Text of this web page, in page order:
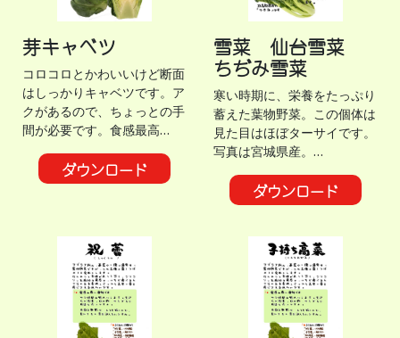
芽キャベツ
コロコロとかわいいけど断面
はしっかりキャベツです。ア
クがあるので、ちょっとの手
間が必要です。食感最高…
ダウンロード
雪菜 仙台雪菜
ちぢみ雪菜
寒い時期に、栄養をたっぷり
蓄えた葉物野菜。この個体は
見た目はほぼターサイです。
写真は宮城県産。…
ダウンロード